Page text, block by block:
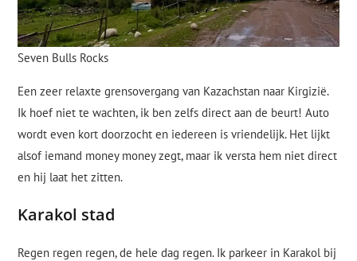
Seven Bulls Rocks
Een zeer relaxte grensovergang van Kazachstan naar Kirgizië.
Ik hoef niet te wachten, ik ben zelfs direct aan de beurt! Auto
wordt even kort doorzocht en iedereen is vriendelijk. Het lijkt
alsof iemand money money zegt, maar ik versta hem niet direct
en hij laat het zitten.
Karakol stad
Regen regen regen, de hele dag regen. Ik parkeer in Karakol bij